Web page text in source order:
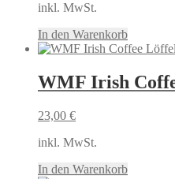
inkl. MwSt.
In den Warenkorb
WMF Irish
23,00 €
inkl. MwSt.
In den Warenkorb